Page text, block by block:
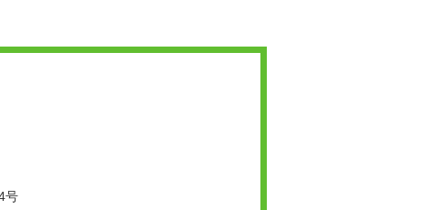
号